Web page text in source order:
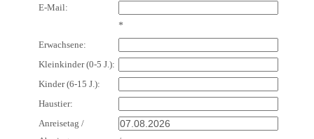
E-Mail:
*
Erwachsene:
Kleinkinder (0-5 J.):
Kinder (6-15 J.):
Haustier:
Anreisetag /